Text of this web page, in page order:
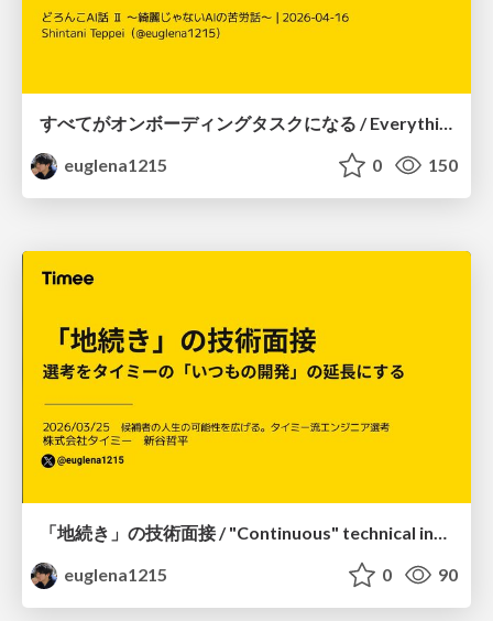
euglena1215
0 150
「地続き」の技術面接 / "Continuous" technical interview
euglena1215
0 90